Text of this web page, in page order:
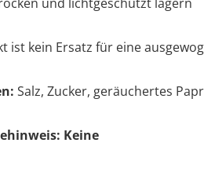
ist kein Ersatz für eine
Salz, Zucker, geräuchertes
Keine